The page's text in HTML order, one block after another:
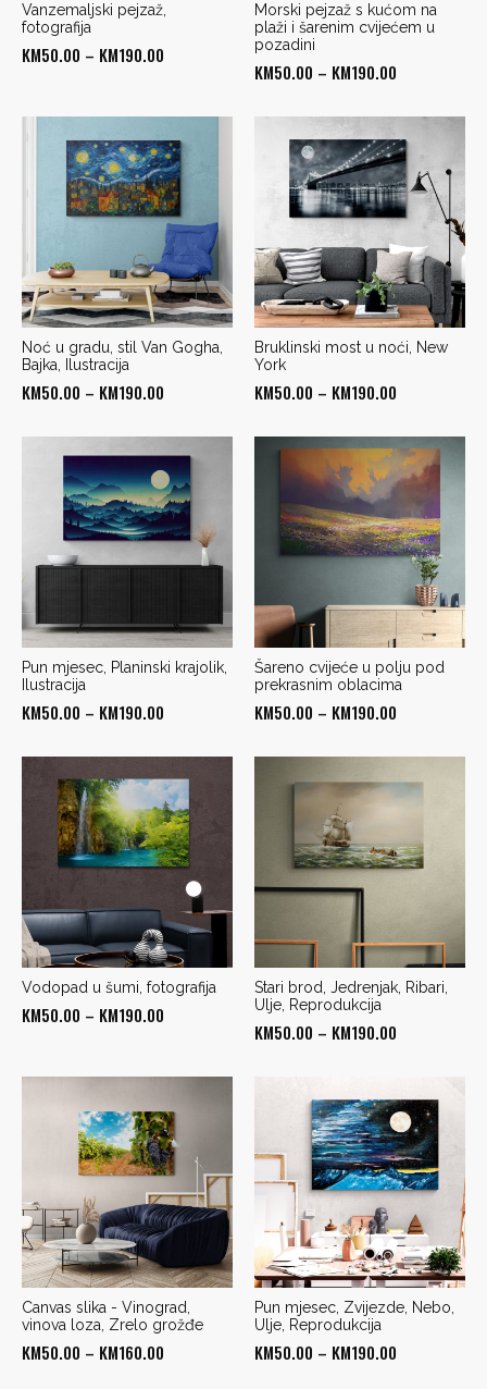
Vanzemaljski pejzaž,
fotografija
KM50.00 – KM190.00
through
KM190.00
Morski pejzaž s kućom na
plaži i šarenim cvijećem u
pozadini
KM50.00 – KM190.00
KM50.00
through
KM190.00
Noć u gradu, stil Van Gogha,
Bajka, Ilustracija
KM50.00 – KM190.00
through
KM190.00
Bruklinski most u noći, New
York
KM50.00 – KM190.00
KM50.00
through
KM190.00
Pun mjesec, Planinski krajolik,
Ilustracija
KM50.00 – KM190.00
through
KM190.00
Šareno cvijeće u polju pod
prekrasnim oblacima
KM50.00 – KM190.00
through
Vodopad u šumi, fotografija
KM50.00 – KM190.00
KM190.00
Stari brod, Jedrenjak, Ribari,
Ulje, Reprodukcija
KM50.00 – KM190.00
KM50.00
through
KM190.00
Canvas slika - Vinograd,
vinova loza, Zrelo grožđe
KM50.00 – KM160.00
Pun mjesec, Zvijezde, Nebo,
Ulje, Reprodukcija
KM50.00 – KM190.00